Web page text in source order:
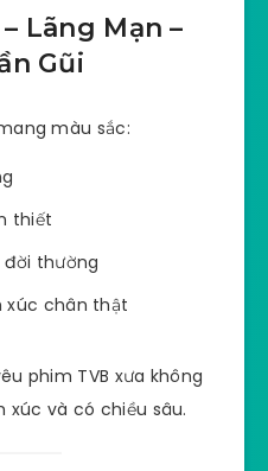
Lãng Mạn –
Gũi
màu sắc:
thiết
đời thường
xúc chân thật
phim TVB xưa không
xúc và có chiều sâu.